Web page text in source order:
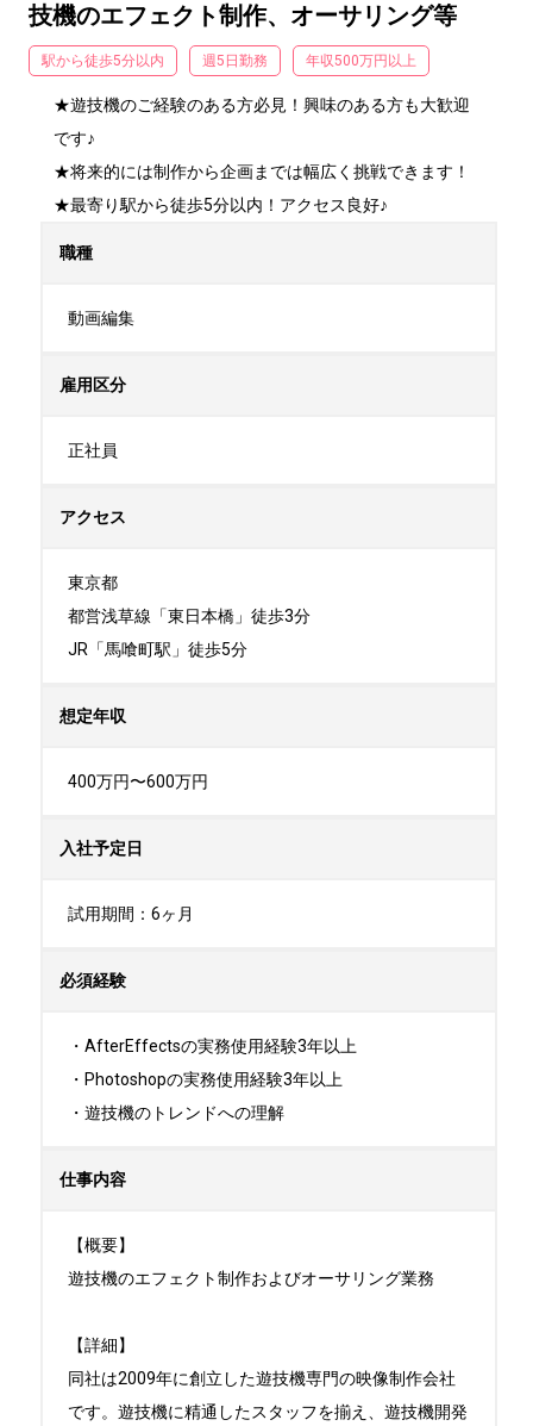
技機のエフェクト制作、オーサリング等
駅から徒歩5分以内 週5日勤務 年収500万円以上
★遊技機のご経験のある方必見！興味のある方も大歓迎
です♪
★将来的には制作から企画までは幅広く挑戦できます！
★最寄り駅から徒歩5分以内！アクセス良好♪
職種
動画編集
雇用区分
正社員
アクセス
東京都
都営浅草線「東日本橋」徒歩3分
JR「馬喰町駅」徒歩5分
想定年収
400万円〜600万円
入社予定日
試用期間：6ヶ月
必須経験
・AfterEffectsの実務使用経験3年以上
・Photoshopの実務使用経験3年以上
・遊技機のトレンドへの理解
仕事内容
【概要】
遊技機のエフェクト制作およびオーサリング業務
【詳細】
同社は2009年に創立した遊技機専門の映像制作会社
です。遊技機に精通したスタッフを揃え、遊技機開発